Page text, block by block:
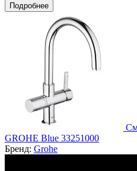
Подробнее
GROHE Blue 33251000
Бренд: Grohe